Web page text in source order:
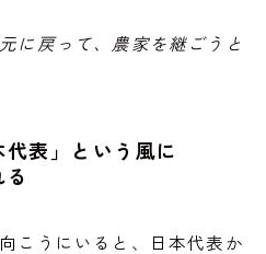
に戻って、農家を継ごうと
表」という風に
こうにいると、日本代表か